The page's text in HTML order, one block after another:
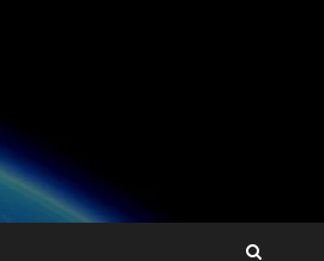
lmessage、MCP接続機能を
強化し、AIから設定操作で
きる機能を拡充